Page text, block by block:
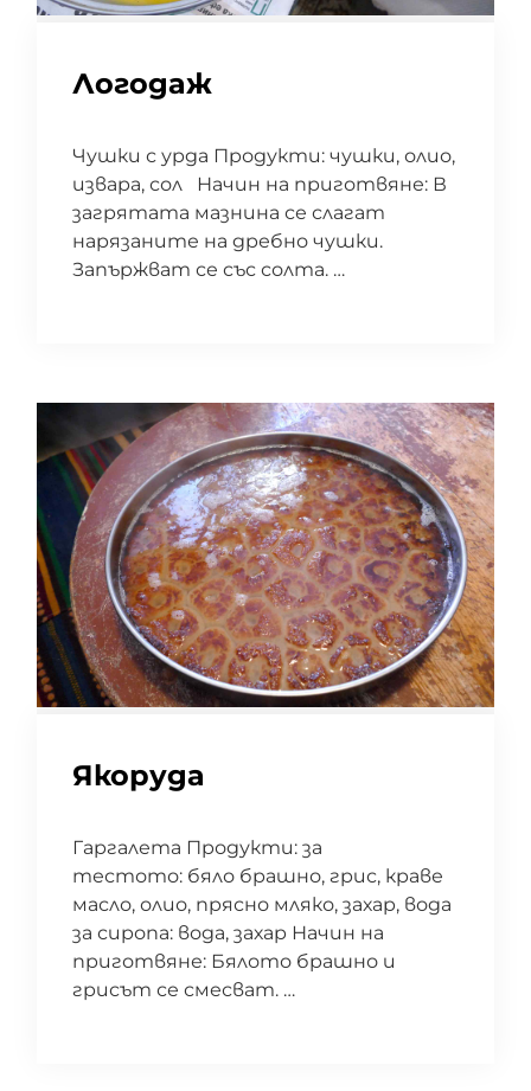
Логодаж
Чушки с урда Продукти: чушки, олио,
извара, сол Начин на приготвяне: В
загрятата мазнина се слагат
нарязаните на дребно чушки.
Запържват се със солта. …
Якоруда
Гаргалета Продукти: за
тестото: бяло брашно, грис, краве
масло, олио, прясно мляко, захар, вода
за сиропа: вода, захар Начин на
приготвяне: Бялото брашно и
грисът се смесват. …